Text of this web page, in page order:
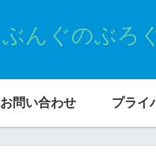
ぶんぐのぶろ
お問い合わせ プライ